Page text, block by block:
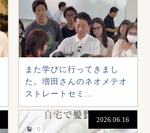
また学びに行ってきまし
た。増田さんのネオメテオ
ストレートセミ...
2026.06.16